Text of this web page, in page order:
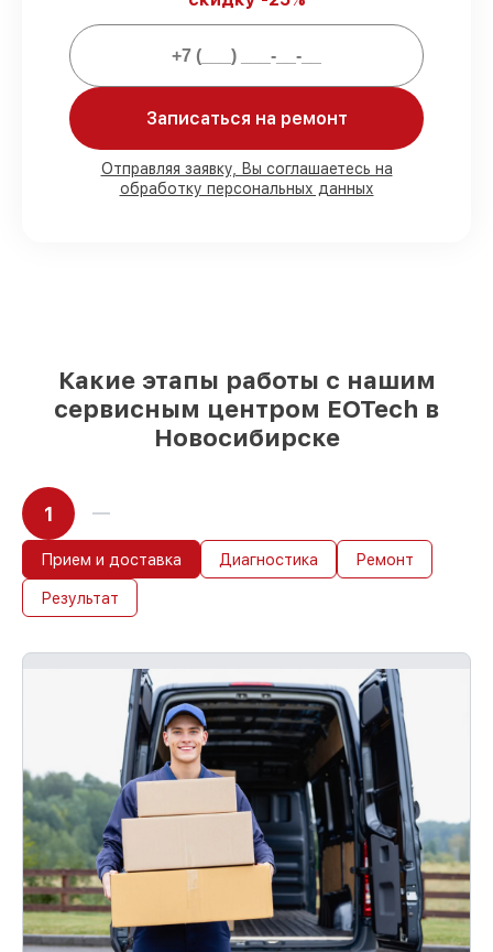
Мы гарантируем:
работ проводим в вашем
присутствии
90%комплектующих EOTech готовы к
установке в Новосибирске, остальные
Записаться на ремонт
Отправляя заявку, Вы соглашаетесь на
обработку персональных данных
Какие этапы работы с нашим
сервисным центром EOTech в
Новосибирске
1
Прием и доставка Диагностика Ремонт
Результат